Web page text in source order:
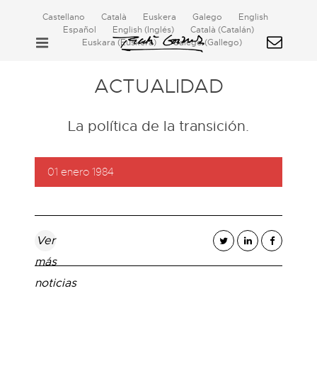
Castellano Català Euskera Galego
English
Español
English(Inglés) Català (Catalán)
Euskara (Euskera) Galego(Gallego)
ACTUALIDAD
La política de la transición.
01 enero 1984
Ver
más
noticias